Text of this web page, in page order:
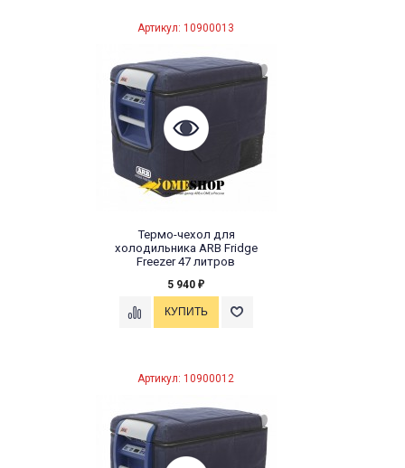
Артикул: 10900013
Термо-чехол для
холодильника ARB Fridge
Freezer 47 литров
5 940 ₽
Артикул: 10900012